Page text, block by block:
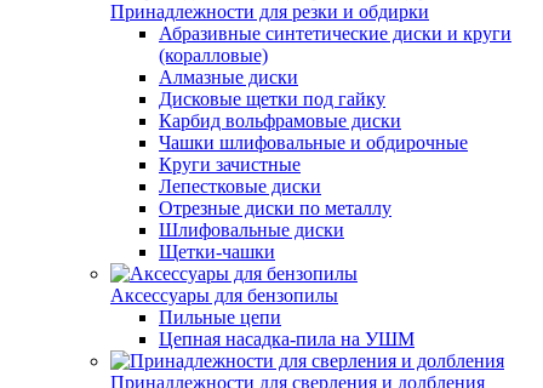
Принадлежности для резки и обдирки
Абразивные синтетические диски и круги
(коралловые)
Алмазные диски
Дисковые щетки под гайку
Карбид вольфрамовые диски
Чашки шлифовальные и обдирочные
Круги зачистные
Лепестковые диски
Отрезные диски по металлу
Шлифовальные диски
Щетки-чашки
Аксессуары для бензопилы
Пильные цепи
Цепная насадка-пила на УШМ
Принадлежности для сверления и долбления